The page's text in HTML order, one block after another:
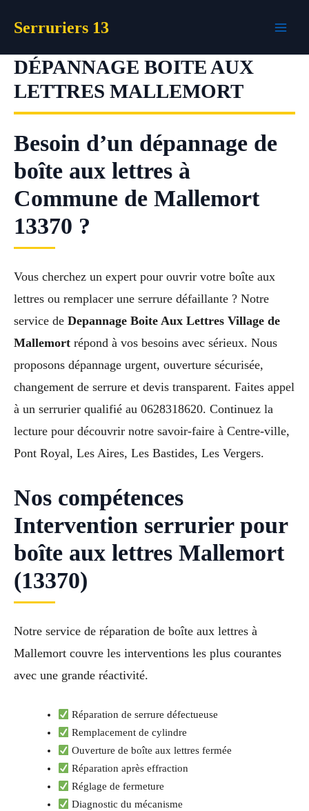
Serruriers 13
DÉPANNAGE BOITE AUX
LETTRES MALLEMORT
Besoin d’un dépannage de
boîte aux lettres à
Commune de Mallemort
13370 ?
Vous cherchez un expert pour ouvrir votre boîte aux
lettres ou remplacer une serrure défaillante ? Notre
service de Depannage Boite Aux Lettres Village de
Mallemort répond à vos besoins avec sérieux. Nous
proposons dépannage urgent, ouverture sécurisée,
changement de serrure et devis transparent. Faites appel
à un serrurier qualifié au 0628318620. Continuez la
lecture pour découvrir notre savoir-faire à Centre-ville,
Pont Royal, Les Aires, Les Bastides, Les Vergers.
Nos compétences
Intervention serrurier pour
boîte aux lettres Mallemort
(13370)
Notre service de réparation de boîte aux lettres à
Mallemort couvre les interventions les plus courantes
avec une grande réactivité.
Réparation de serrure défectueuse
Remplacement de cylindre
Ouverture de boîte aux lettres fermée
Réparation après effraction
Réglage de fermeture
Diagnostic du mécanisme